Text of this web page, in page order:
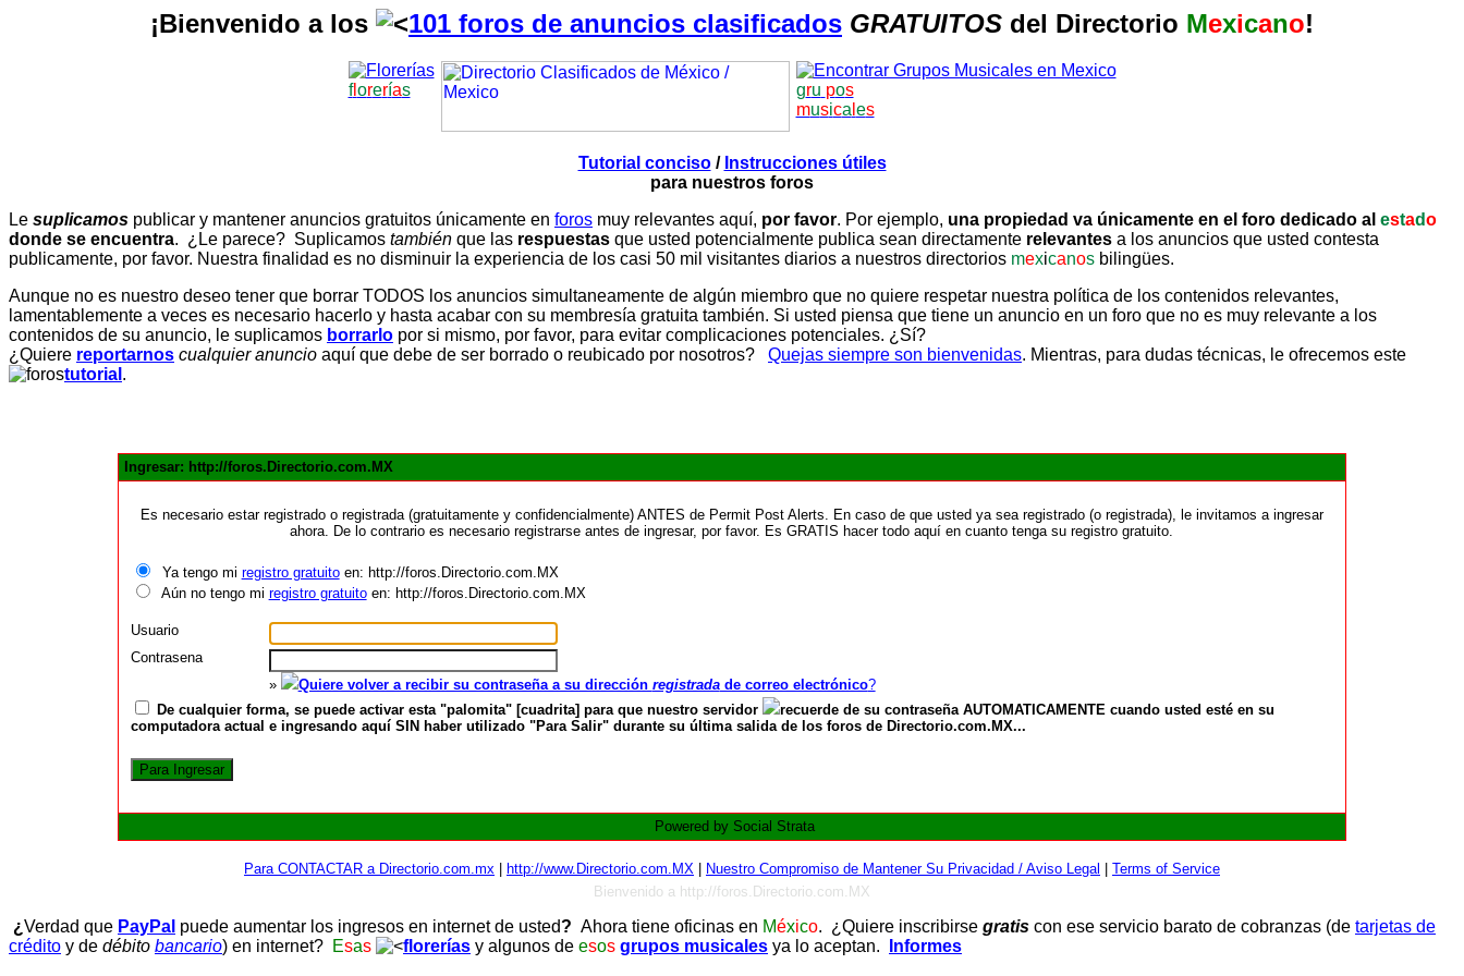
¡Bienvenido a los 101 foros de anuncios clasificados GRATUITOS del Directorio Mexicano!
florerías gru pos
musica es
Tutorial conciso/ Instrucciones útiles
para nuestros foros
Le suplicamos publicar y mantener anuncios gratuitos únicamente en foros muy relevantes aquí, por favor. Por ejemplo, una propiedad va únicamente en el foro dedicado al estado
donde se encuentra. ¿Le parece? Suplicamos también que las respuestas que usted potencialmente publica sean directamente relevantes a los anuncios que usted contesta
publicamente, por favor. Nuestra finalidad es no disminuir la experiencia de los casi 50 mil visitantes diarios a nuestros directorios mexicanos bilingües.
Aunque no es nuestro deseo tener que borrar TODOS los anuncios simultaneamente de algún miembro que no quiere respetar nuestra política de los contenidos relevantes,
lamentablemente a veces es necesario hacerlo y hasta acabar con su membresía gratuita también. Si usted piensa que tiene un anuncio en un foro que no es muy relevante a los
contenidos de su anuncio, le suplicamos borrarlo por si mismo, por favor, para evitar complicaciones potenciales. ¿Sí?
¿Quiere reportarnos cualquier anuncio aquí que debe de ser borrado o reubicado por nosotros? Quejas siempre son bienvenidas. Mientras, para dudas técnicas, le ofrecemos este
tutorial .
Ingresar: http://foros.Directorio.com.MX
Es necesario estar registrado o registrada (gratuitamente y confidencialmente) ANTES de Permit Post Alerts. En caso de que usted ya sea registrado (o registrada), le invitamos a ingresar
ahora. De lo contrario es necesario registrarse antes de ingresar, por favor. Es GRATIS hacer todo aquí en cuanto tenga su registro gratuito.
Ya tengo mi registro gratuitoen: http://foros.Directorio.com.MX
Aún no tengo mi registro gratuitoen: http://foros.Directorio.com.MX
Usuario
Contrasena
»
Quiere volver a recibir su contraseña a su dirección registradade correo electrónico?
De cualquier forma, se puede activar esta "palomita" [cuadrita] para que nuestro servidor
recuerde de su contraseña AUTOMATICAMENTE cuando usted esté en su
computadora actual e ingresando aquí SIN haber utilizado "Para Salir" durante su última salida de los foros de Directorio.com.MX...
Powered by Social Strata
Para CONTACTAR a Directorio.com.mx http://www.Directorio.com.MX Nuestro Compromiso de Mantener Su Privacidad / Aviso Legal
Terms of Service
Bienvenido a http://foros.Directorio.com.MX
¿Verdad que PayPal puede aumentar los ingresos en internet de usted? Ahora tiene oficinas en México. ¿Quiere inscribirse gratis con ese servicio barato de cobranzas (de tarjetas de
crédito y de débito bancario) en internet? Esas florerías y algunos de esos grupos musicales ya lo aceptan.
Informes